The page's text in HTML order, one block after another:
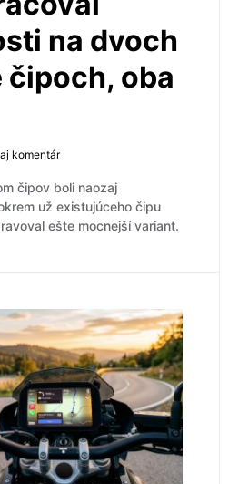
na dvoch
čipoch, oba
komentár
čipov boli naozaj
už existujúceho čipu
ešte mocnejší variant.